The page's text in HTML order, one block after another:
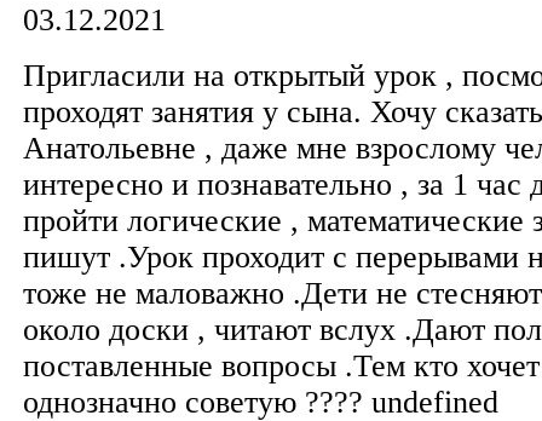
03.12.2021
Пригласили на открытый урок ,
проходят занятия у сына. Хочу
Анатольевне , даже мне взрослому
интересно и познавательно , за 1 час
пройти логические , математические
пишут .Урок проходит с перерывами
тоже не маловажно .Дети не
около доски , читают вслух .Дают
поставленные вопросы .Тем кто
однозначно советую ???? undefined